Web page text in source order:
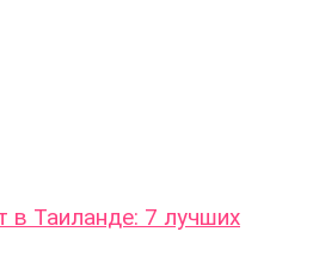
в Таиланде: 7 лучших